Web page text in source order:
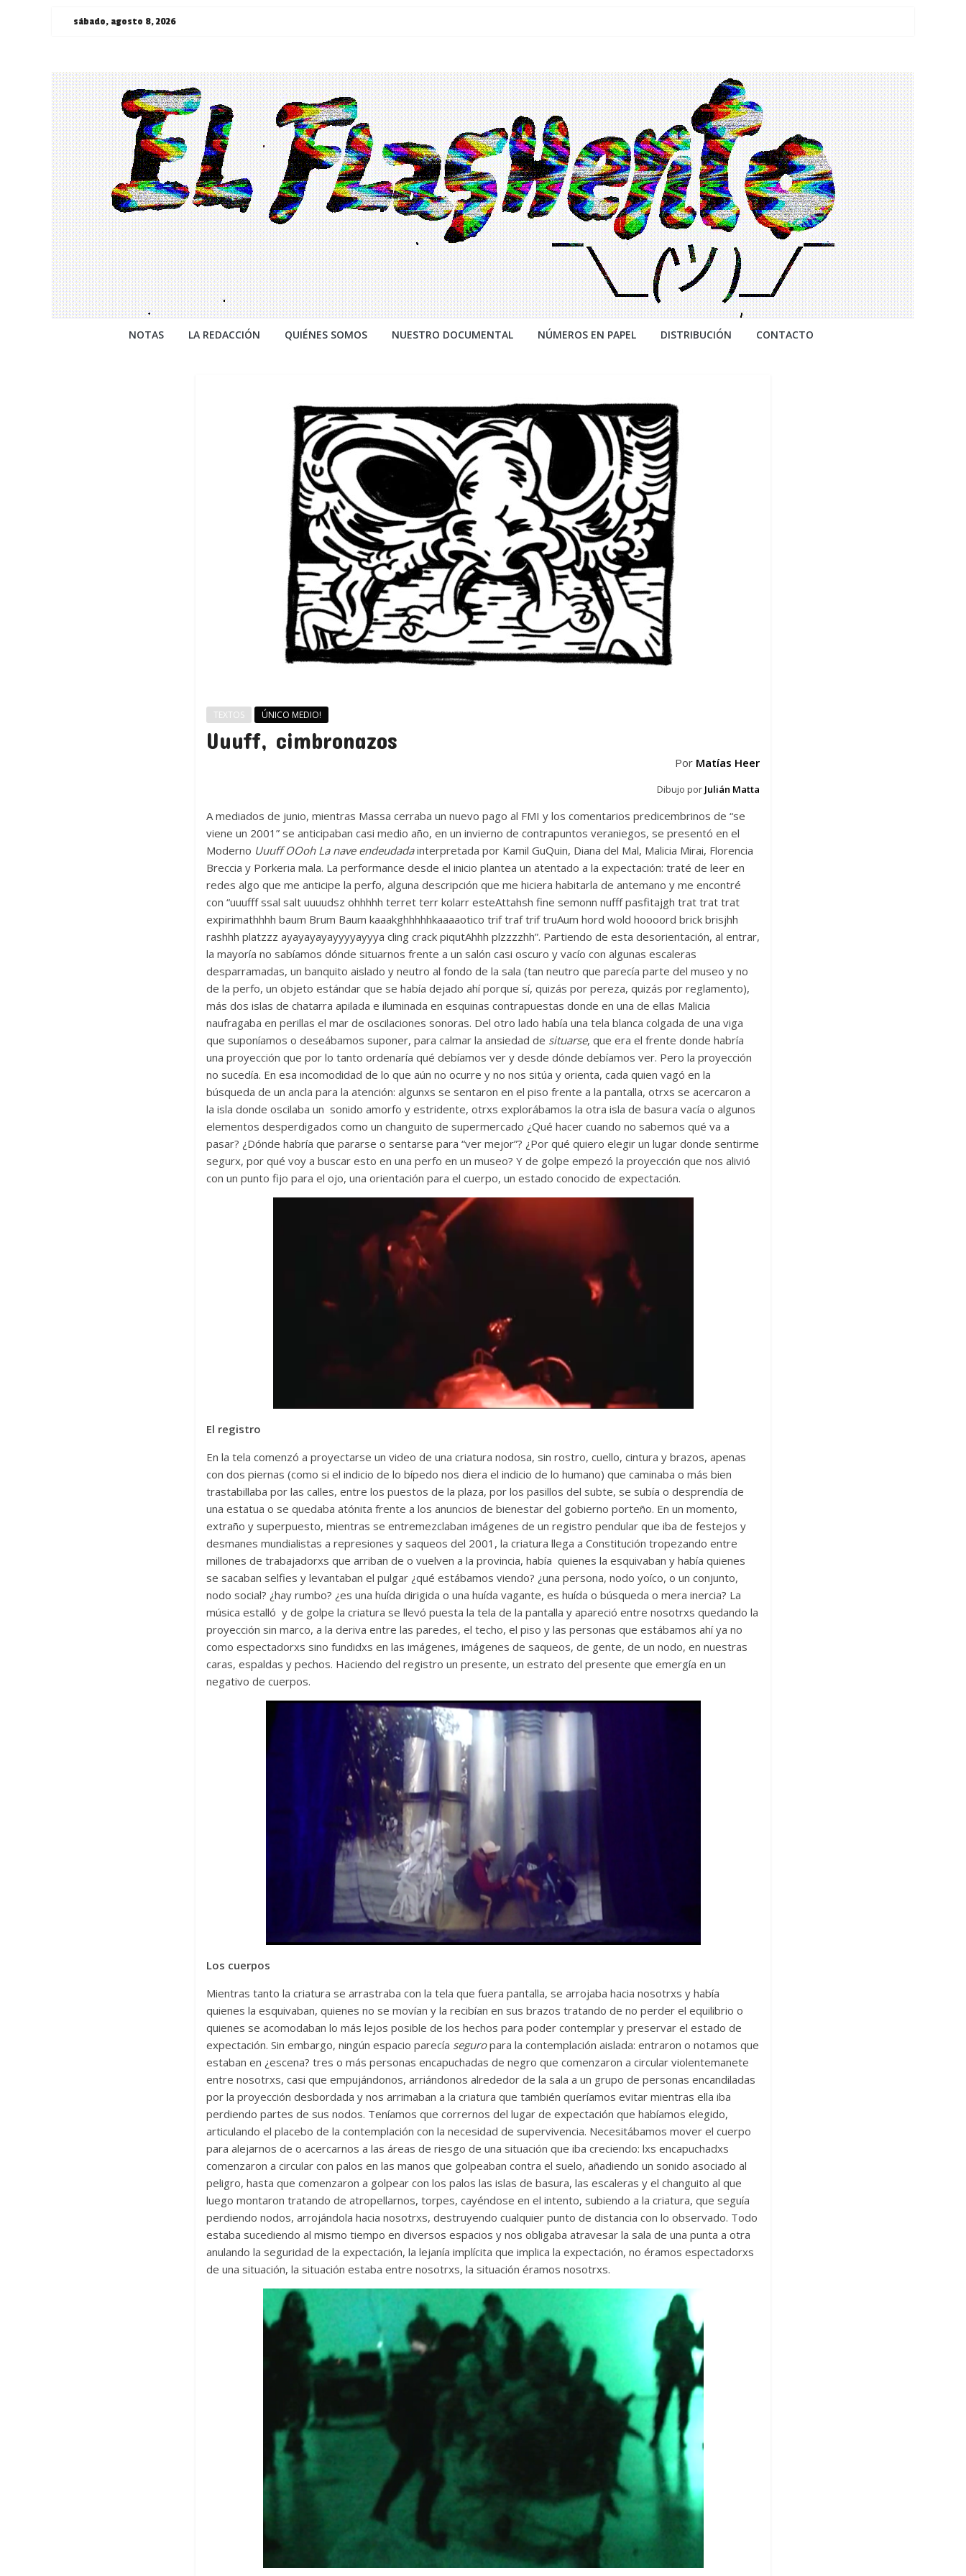
Saltarsábado, agosto 8, 2026
¯\_(ツ)_/
¯
NOTAS LA REDACCIÓN QUIÉNES SOMOS NUESTRO DOCUMENTAL NÚMEROS EN PAPEL DISTRIBUCIÓN CONTACTO
TEXTOS ÚNICO MEDIO!
Uuuff, cimbronazos
Por Matías Heer
Dibujo por Julián Matta
A mediados de junio, mientras Massa cerraba un nuevo pago al FMI y los comentarios predicembrinos de “se
viene un 2001” se anticipaban casi medio año, en un invierno de contrapuntos veraniegos, se presentó en el
Moderno Uuuff OOoh La nave endeudadainterpretada por Kamil GuQuin, Diana del Mal, Malicia Mirai, Florencia
Breccia y Porkeria mala. La performance desde el inicio plantea un atentado a la expectación: traté de leer en
redes algo que me anticipe la perfo, alguna descripción que me hiciera habitarla de antemano y me encontré
con “uuufff ssal salt uuuudsz ohhhhh terret terr kolarr esteAttahsh fine semonn nufff pasfitajgh trat trat trat
expirimathhhh baum Brum Baum kaaakghhhhhkaaaaotico trif traf trif truAum hord wold hoooord brick brisjhh
rashhh platzzz ayayayayayyyyayyya cling crack piqutAhhh plzzzzhh”. Partiendo de esta desorientación, al entrar,
la mayoría no sabíamos dónde situarnos frente a un salón casi oscuro y vacío con algunas escaleras
desparramadas, un banquito aislado y neutro al fondo de la sala (tan neutro que parecía parte del museo y no
de la perfo, un objeto estándar que se había dejado ahí porque sí, quizás por pereza, quizás por reglamento),
más dos islas de chatarra apilada e iluminada en esquinas contrapuestas donde en una de ellas Malicia
naufragaba en perillas el mar de oscilaciones sonoras. Del otro lado había una tela blanca colgada de una viga
que suponíamos o deseábamos suponer, para calmar la ansiedad de situarse, que era el frente donde habría
una proyección que por lo tanto ordenaría qué debíamos ver y desde dónde debíamos ver. Pero la proyección
no sucedía. En esa incomodidad de lo que aún no ocurre y no nos sitúa y orienta, cada quien vagó en la
búsqueda de un ancla para la atención: algunxs se sentaron en el piso frente a la pantalla, otrxs se acercaron a
la isla donde oscilaba un sonido amorfo y estridente, otrxs explorábamos la otra isla de basura vacía o algunos
elementos desperdigados como un changuito de supermercado ¿Qué hacer cuando no sabemos qué va a
pasar? ¿Dónde habría que pararse o sentarse para “ver mejor”? ¿Por qué quiero elegir un lugar donde sentirme
segurx, por qué voy a buscar esto en una perfo en un museo? Y de golpe empezó la proyección que nos alivió
con un punto fijo para el ojo, una orientación para el cuerpo, un estado conocido de expectación.
El registro
En la tela comenzó a proyectarse un video de una criatura nodosa, sin rostro, cuello, cintura y brazos, apenas
con dos piernas (como si el indicio de lo bípedo nos diera el indicio de lo humano) que caminaba o más bien
trastabillaba por las calles, entre los puestos de la plaza, por los pasillos del subte, se subía o desprendía de
una estatua o se quedaba atónita frente a los anuncios de bienestar del gobierno porteño. En un momento,
extraño y superpuesto, mientras se entremezclaban imágenes de un registro pendular que iba de festejos y
desmanes mundialistas a represiones y saqueos del 2001, la criatura llega a Constitución tropezando entre
millones de trabajadorxs que arriban de o vuelven a la provincia, había quienes la esquivaban y había quienes
se sacaban selfies y levantaban el pulgar ¿qué estábamos viendo? ¿una persona, nodo yoíco, o un conjunto,
nodo social? ¿hay rumbo? ¿es una huída dirigida o una huída vagante, es huída o búsqueda o mera inercia? La
música estalló y de golpe la criatura se llevó puesta la tela de la pantalla y apareció entre nosotrxs quedando la
proyección sin marco, a la deriva entre las paredes, el techo, el piso y las personas que estábamos ahí ya no
como espectadorxs sino fundidxs en las imágenes, imágenes de saqueos, de gente, de un nodo, en nuestras
caras, espaldas y pechos. Haciendo del registro un presente, un estrato del presente que emergía en un
negativo de cuerpos.
Los cuerpos
Mientras tanto la criatura se arrastraba con la tela que fuera pantalla, se arrojaba hacia nosotrxs y había
quienes la esquivaban, quienes no se movían y la recibían en sus brazos tratando de no perder el equilibrio o
quienes se acomodaban lo más lejos posible de los hechos para poder contemplar y preservar el estado de
expectación. Sin embargo, ningún espacio parecía seguropara la contemplación aislada: entraron o notamos que
estaban en ¿escena? tres o más personas encapuchadas de negro que comenzaron a circular violentemanete
entre nosotrxs, casi que empujándonos, arriándonos alrededor de la sala a un grupo de personas encandiladas
por la proyección desbordada y nos arrimaban a la criatura que también queríamos evitar mientras ella iba
perdiendo partes de sus nodos. Teníamos que corrernos del lugar de expectación que habíamos elegido,
articulando el placebo de la contemplación con la necesidad de supervivencia. Necesitábamos mover el cuerpo
para alejarnos de o acercarnos a las áreas de riesgo de una situación que iba creciendo: lxs encapuchadxs
comenzaron a circular con palos en las manos que golpeaban contra el suelo, añadiendo un sonido asociado al
peligro, hasta que comenzaron a golpear con los palos las islas de basura, las escaleras y el changuito al que
luego montaron tratando de atropellarnos, torpes, cayéndose en el intento, subiendo a la criatura, que seguía
perdiendo nodos, arrojándola hacia nosotrxs, destruyendo cualquier punto de distancia con lo observado. Todo
estaba sucediendo al mismo tiempo en diversos espacios y nos obligaba atravesar la sala de una punta a otra
anulando la seguridad de la expectación, la lejanía implícita que implica la expectación, no éramos espectadorxs
de una situación, la situación estaba entre nosotrxs, la situación éramos nosotrxs.